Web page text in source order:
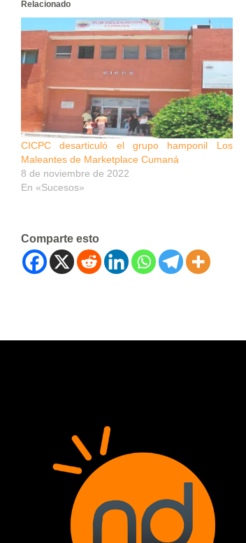
Relacionado
CICPC desarticuló el grupo hamponil Los
Maleantes de Marketplace Cumaná
8 de noviembre de 2022
En «Sucesos»
Comparte esto